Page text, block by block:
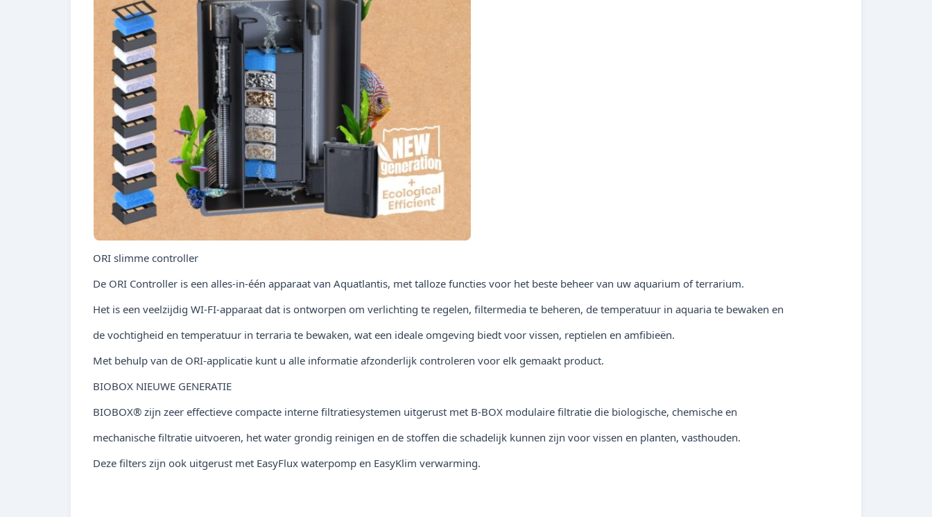
ORI slimme controller
De ORI Controller is een alles-in-één apparaat van Aquatlantis, met talloze functies voor het beste beheer van uw aquarium of terrarium.
Het is een veelzijdig WI-FI-apparaat dat is ontworpen om verlichting te regelen, filtermedia te beheren, de temperatuur in aquaria te bewaken en
de vochtigheid en temperatuur in terraria te bewaken, wat een ideale omgeving biedt voor vissen, reptielen en amfibieën.
Met behulp van de ORI-applicatie kunt u alle informatie afzonderlijk controleren voor elk gemaakt product.
BIOBOX NIEUWE GENERATIE
BIOBOX® zijn zeer effectieve compacte interne filtratiesystemen uitgerust met B-BOX modulaire filtratie die biologische, chemische en
mechanische filtratie uitvoeren, het water grondig reinigen en de stoffen die schadelijk kunnen zijn voor vissen en planten, vasthouden.
Deze filters zijn ook uitgerust met EasyFlux waterpomp en EasyKlim verwarming.